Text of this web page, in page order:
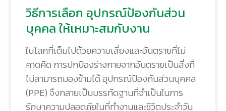
วิธีการเลือก อุปกรณ์ป้องกันส่วน
บุคคล ให้เหมาะสมกับงาน
ในโลกที่เต็มไปด้วยความเสี่ยงและอันตรายที่ไม่
คาดคิด การปกป้องร่างกายจากอันตรายเป็นสิ่งที่
ไม่สามารถมองข้ามได้ อุปกรณ์ป้องกันส่วนบุคคล
(PPE) จึงกลายเป็นบรรทัดฐานที่จำเป็นในการ
รักษาความปลอดภัยในที่ทำงานและชีวิตประจำวัน